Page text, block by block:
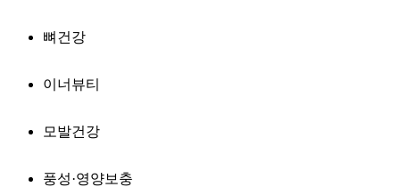
뼈건강
이너뷰티
모발건강
풍성·영양보충